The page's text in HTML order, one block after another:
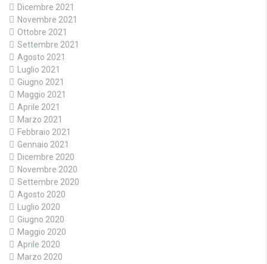
Dicembre 2021
Novembre 2021
Ottobre 2021
Settembre 2021
Agosto 2021
Luglio 2021
Giugno 2021
Maggio 2021
Aprile 2021
Marzo 2021
Febbraio 2021
Gennaio 2021
Dicembre 2020
Novembre 2020
Settembre 2020
Agosto 2020
Luglio 2020
Giugno 2020
Maggio 2020
Aprile 2020
Marzo 2020